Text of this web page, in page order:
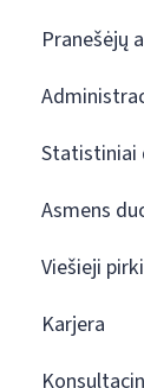
Pranešėjų
Statistiniai
Asmens
Viešieji
Karjera